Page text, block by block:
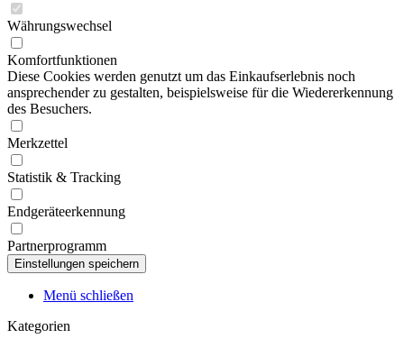
Währungswechsel
Komfortfunktionen
Diese Cookies werden genutzt um das Einkaufserlebnis noch
ansprechender zu gestalten, beispielsweise für die Wiedererkennung
des Besuchers.
Merkzettel
Statistik & Tracking
Endgeräteerkennung
Partnerprogramm
Menü schließen
Kategorien